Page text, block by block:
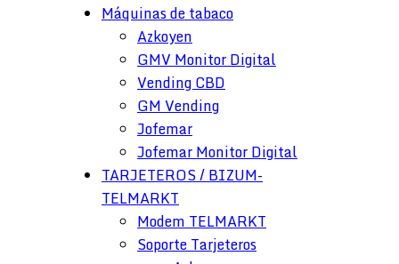
Máquinas de tabaco
Azkoyen
GMV Monitor Digital
Vending CBD
GM Vending
Jofemar
Jofemar Monitor Digital
TARJETEROS / BIZUM-
TELMARKT
Modem TELMARKT
Soporte Tarjeteros